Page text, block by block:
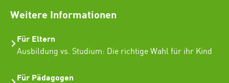
Weitere Informationen
Für Eltern
Ausbildung vs. Studium: Die richtige Wahl für ihr Kind
Für Pädagogen